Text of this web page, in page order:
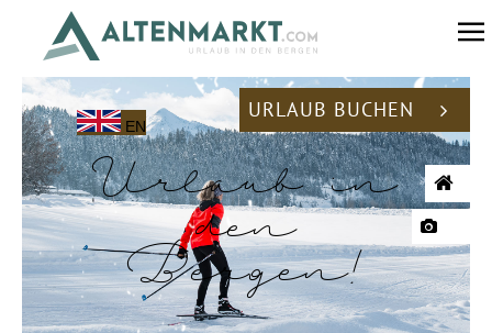
EN
Urlaub in
den
Bergen!
URLAUB BUCHEN